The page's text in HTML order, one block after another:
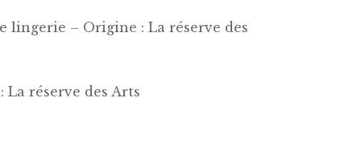
lingerie – Origine : La réserve des
réserve des Arts